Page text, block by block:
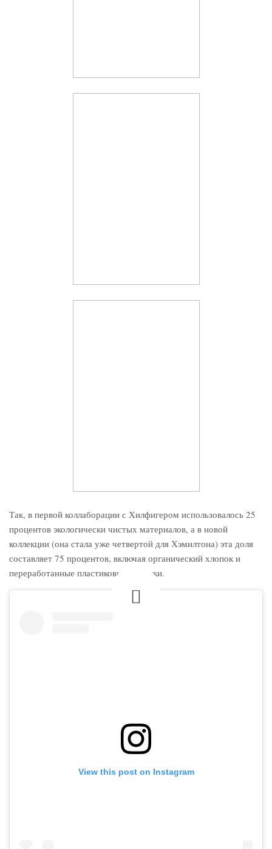
Так, в первой коллаборации с Хилфигером использовалось 25
процентов экологически чистых материалов, а в новой
коллекции (она стала уже четвертой для Хэмилтона) эта доля
составляет 75 процентов, включая органический хлопок и
переработанные пластиковые бутылки.
View this post on Instagram